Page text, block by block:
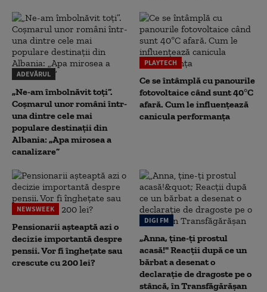
ADEVĂRUL
„Ne-am îmbolnăvit toți”.
Coșmarul unor români într-
una dintre cele mai
populare destinații din
Albania: „Apa mirosea a
canalizare”
PLAYTECH
Ce se întâmplă cu panourile
fotovoltaice când sunt 40°C
afară. Cum le influențează
canicula performanța
NEWSWEEK
Pensionarii așteaptă azi o
decizie importantă despre
pensii. Vor fi înghețate sau
crescute cu 200 lei?
DIGI FM
„Anna, ţine-ţi prostul
acasă!" Reacţii după ce un
bărbat a desenat o
declaraţie de dragoste pe o
stâncă, în Transfăgărăşan